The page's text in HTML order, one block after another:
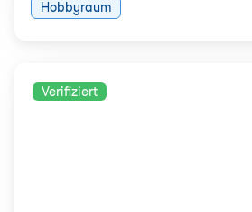
Hobbyraum
Verifiziert